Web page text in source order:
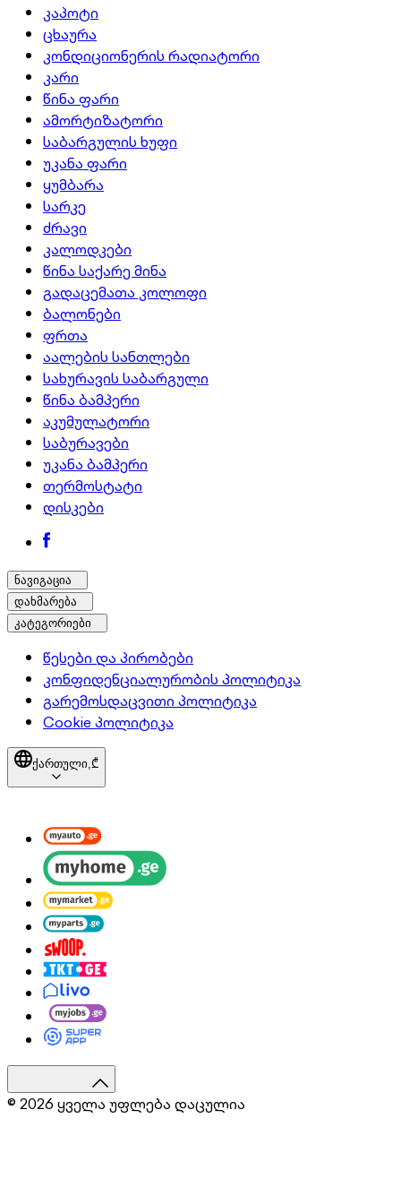
კაპოტი
ცხაურა
კონდიციონერის რადიატორი
კარი
წინა ფარი
ამორტიზატორი
საბარგულის ხუფი
უკანა ფარი
ყუმბარა
სარკე
ძრავი
კალოდკები
წინა საქარე მინა
გადაცემათა კოლოფი
ბალონები
ფრთა
აალების სანთლები
სახურავის საბარგული
წინა ბამპერი
აკუმულატორი
საბურავები
უკანა ბამპერი
თერმოსტატი
დისკები
ნავიგაცია
დახმარება
კატეგორიები
წესები და პირობები
კონფიდენციალურობის პოლიტიკა
გარემოსდაცვითი პოლიტიკა
Cookie პოლიტიკა
ქართული, ₾
© 2026 ყველა უფლება დაცულია